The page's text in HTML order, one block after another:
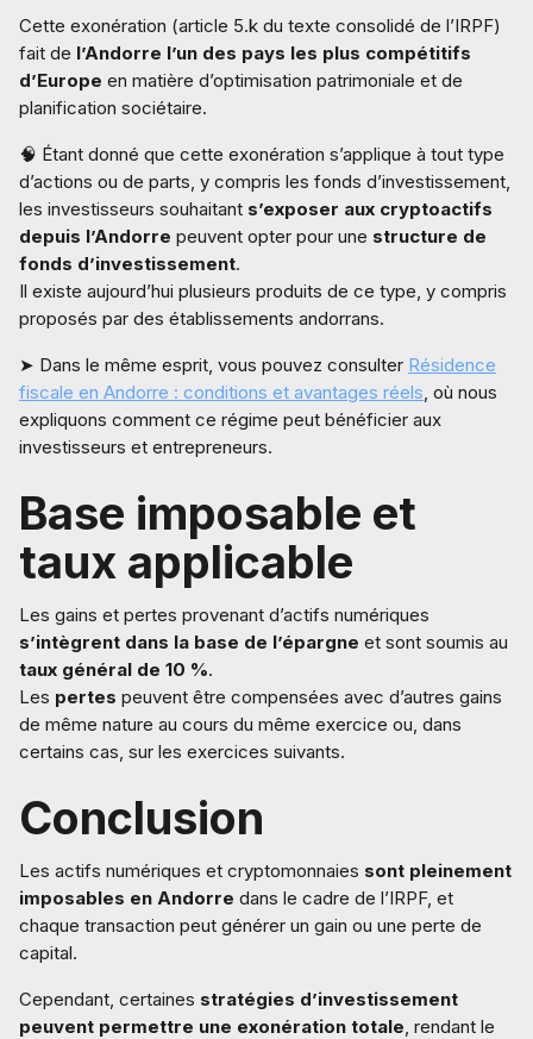
Cette exonération (article 5.k du texte consolidé de l’IRPF)
fait de l’Andorre l’un des pays les plus compétitifs
d’Europe en matière d’optimisation patrimoniale et de
planification sociétaire.
🧠 Étant donné que cette exonération s’applique à tout type
d’actions ou de parts, y compris les fonds d’investissement,
les investisseurs souhaitant s’exposer aux cryptoactifs
depuis l’Andorre peuvent opter pour une structure de
fonds d’investissement.
Il existe aujourd’hui plusieurs produits de ce type, y compris
proposés par des établissements andorrans.
➤ Dans le même esprit, vous pouvez consulter Résidence
fiscale en Andorre : conditions et avantages réels, où nous
expliquons comment ce régime peut bénéficier aux
investisseurs et entrepreneurs.
Base imposable et
taux applicable
Les gains et pertes provenant d’actifs numériques
s’intègrent dans la base de l’épargne et sont soumis au
taux général de 10 %.
Les pertes peuvent être compensées avec d’autres gains
de même nature au cours du même exercice ou, dans
certains cas, sur les exercices suivants.
Conclusion
Les actifs numériques et cryptomonnaies sont pleinement
imposables en Andorre dans le cadre de l’IRPF, et
chaque transaction peut générer un gain ou une perte de
capital.
Cependant, certaines stratégies d’investissement
peuvent permettre une exonération totale, rendant le